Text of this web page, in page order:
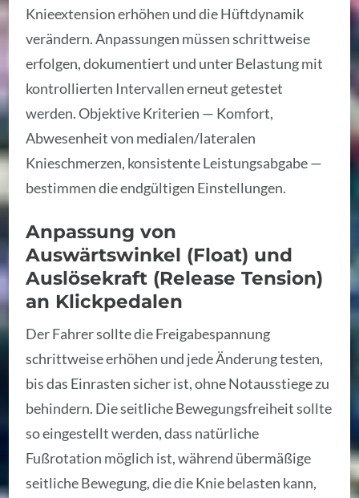
Knieextension erhöhen und die Hüftdynamik
verändern. Anpassungen müssen schrittweise
erfolgen, dokumentiert und unter Belastung mit
kontrollierten Intervallen erneut getestet
werden. Objektive Kriterien — Komfort,
Abwesenheit von medialen/lateralen
Knieschmerzen, konsistente Leistungsabgabe —
bestimmen die endgültigen Einstellungen.
Anpassung von
Auswärtswinkel (Float) und
Auslösekraft (Release Tension)
an Klickpedalen
Der Fahrer sollte die Freigabespannung
schrittweise erhöhen und jede Änderung testen,
bis das Einrasten sicher ist, ohne Notausstiege zu
behindern. Die seitliche Bewegungsfreiheit sollte
so eingestellt werden, dass natürliche
Fußrotation möglich ist, während übermäßige
seitliche Bewegung, die die Knie belasten kann,